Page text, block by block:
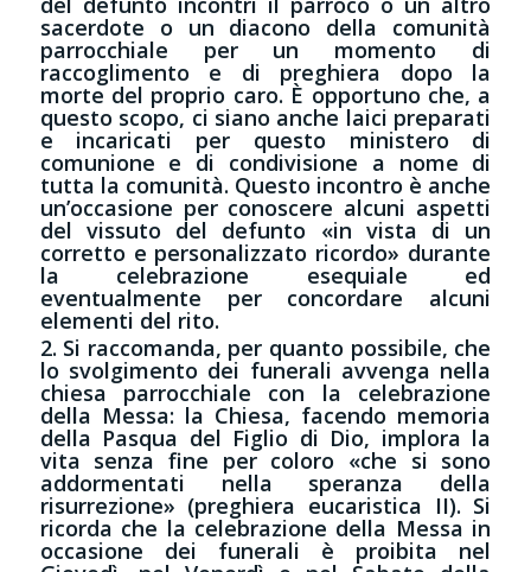
sacerdote o un diacono della comunità
parrocchiale per un momento di
raccoglimento e di preghiera dopo la
morte del proprio caro. È opportuno che, a
questo scopo, ci siano anche laici preparati
e incaricati per questo ministero di
comunione e di condivisione a nome di
tutta la comunità. Questo incontro è anche
un’occasione per conoscere alcuni aspetti
del vissuto del defunto «in vista di un
corretto e personalizzato ricordo» durante
la celebrazione esequiale ed
eventualmente per concordare alcuni
elementi del rito.
2. Si raccomanda, per quanto possibile, che
lo svolgimento dei funerali avvenga nella
chiesa parrocchiale con la celebrazione
della Messa: la Chiesa, facendo memoria
della Pasqua del Figlio di Dio, implora la
vita senza fine per coloro «che si sono
addormentati nella speranza della
risurrezione» (preghiera eucaristica II). Si
ricorda che la celebrazione della Messa in
occasione dei funerali è proibita nel